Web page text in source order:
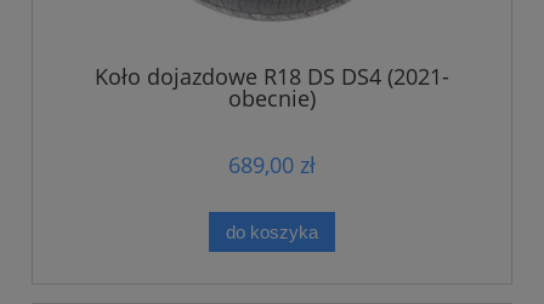
Koło dojazdowe R18 DS DS4 (2021-
obecnie)
689,00 zł
do koszyka